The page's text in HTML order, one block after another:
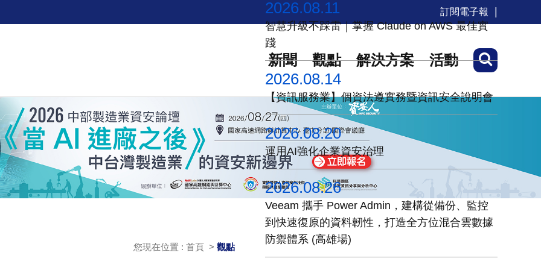
訂閱電子報
新聞 觀點 解決方案 活動
您現在位置 : 首頁 > 觀點
2026.08.11
智慧升級不踩雷｜掌握 Claude on AWS 最佳實
踐
2026.08.14
【資訊服務業】個資法遵實務暨資訊安全說明會
2026.08.20
運用AI強化企業資安治理
2026.08.26
Veeam 攜手 Power Admin，建構從備份、監控
到快速復原的資料韌性，打造全方位混合雲數據
防禦體系 (高雄場)